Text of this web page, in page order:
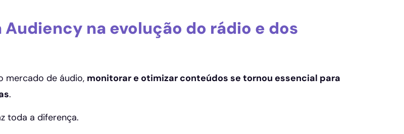
Audiency na evolução do rádio e dos
mercado de áudio, monitorar e otimizar conteúdos se tornou essencial para
.
toda a diferença.